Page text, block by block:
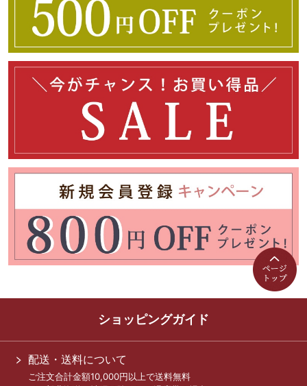
ショッピングガイド
配送・送料について
ご注文合計金額10,000円以上で送料無料